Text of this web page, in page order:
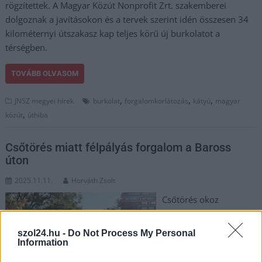
szol24.hu - Do Not Process My Personal
Information
rögzítettek. A Magyar Közút Nonprofit Zrt. szakemberei
dolgoznak a javításokon és a tervek szerint idén összesen 34
kilométernyi útszakasz kap teljes körű új burkolatot a
térségben.
TOVÁBB OLVASOM
JNSZ megyei hírek burkolat, forgalomkorlátozás, kátyú, magyar
közút, úthiba
Csőtörés miatt félpályás forgalom a Baross
úton
2025.11.11. Horváth Zsolt
Csőtörés okoz
fennakadást
Szolnokon, a Baross
úton, a Vásárhelyi Pál